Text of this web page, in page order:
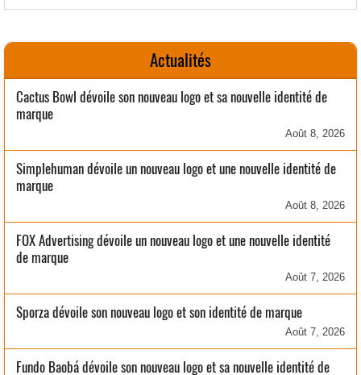
Actualités
Cactus Bowl dévoile son nouveau logo et sa nouvelle identité de
marque
Août 8, 2026
Simplehuman dévoile un nouveau logo et une nouvelle identité de
marque
Août 8, 2026
FOX Advertising dévoile un nouveau logo et une nouvelle identité
de marque
Août 7, 2026
Sporza dévoile son nouveau logo et son identité de marque
Août 7, 2026
Fundo Baobá dévoile son nouveau logo et sa nouvelle identité de